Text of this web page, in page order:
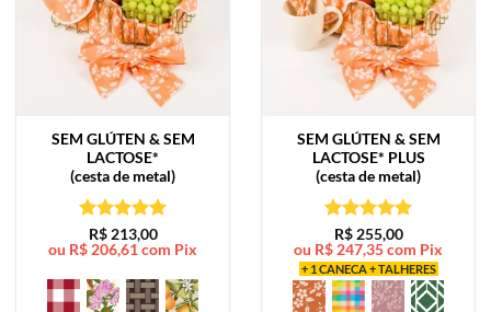
SEM GLÚTEN & SEM
LACTOSE*
(cesta de metal)
Avaliação5
de 5
R$213,00
ou R$206,61com Pix
SEM GLÚTEN & SEM
LACTOSE* PLUS
(cesta de metal)
Avaliação5
de 5
R$255,00
ou R$247,35com Pix
+ 1 CANECA + TALHERES